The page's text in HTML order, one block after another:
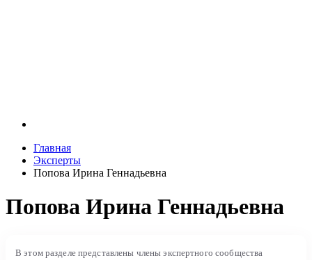
Главная
Эксперты
Попова Ирина Геннадьевна
Попова Ирина Геннадьевна
В этом разделе представлены члены экспертного сообщества